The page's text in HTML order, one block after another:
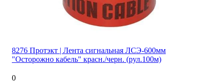
8276 Протэкт | Лента сигнальная ЛСЭ-600мм
"Осторожно кабель" красн./черн. (рул.100м)
0